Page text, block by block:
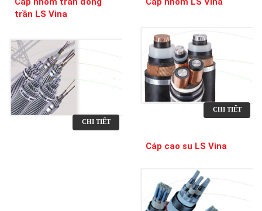
trần LS Vina
CHI TIẾT
CHI TIẾT
Cáp cao su LS Vina